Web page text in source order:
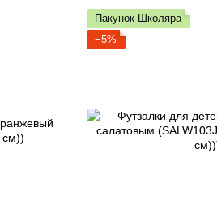
Пакунок Школяра
−5%